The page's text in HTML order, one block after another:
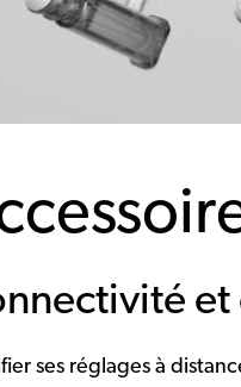
et
ses réglages à